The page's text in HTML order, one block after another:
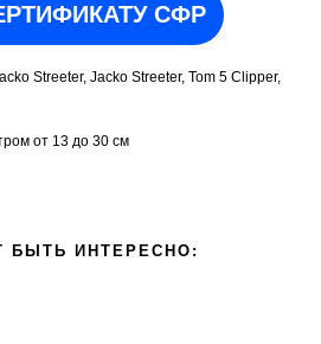
СФР
Streeter, Jacko Streeter, Tom 5 Clipper,
от 13 до 30 cм
БЫТЬ ИНТЕРЕСНО: